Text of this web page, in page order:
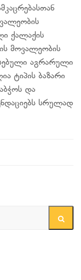
ქალაქის
მოვალეობის
აგრარული
ტიპის ბაზარი
და
სრულად